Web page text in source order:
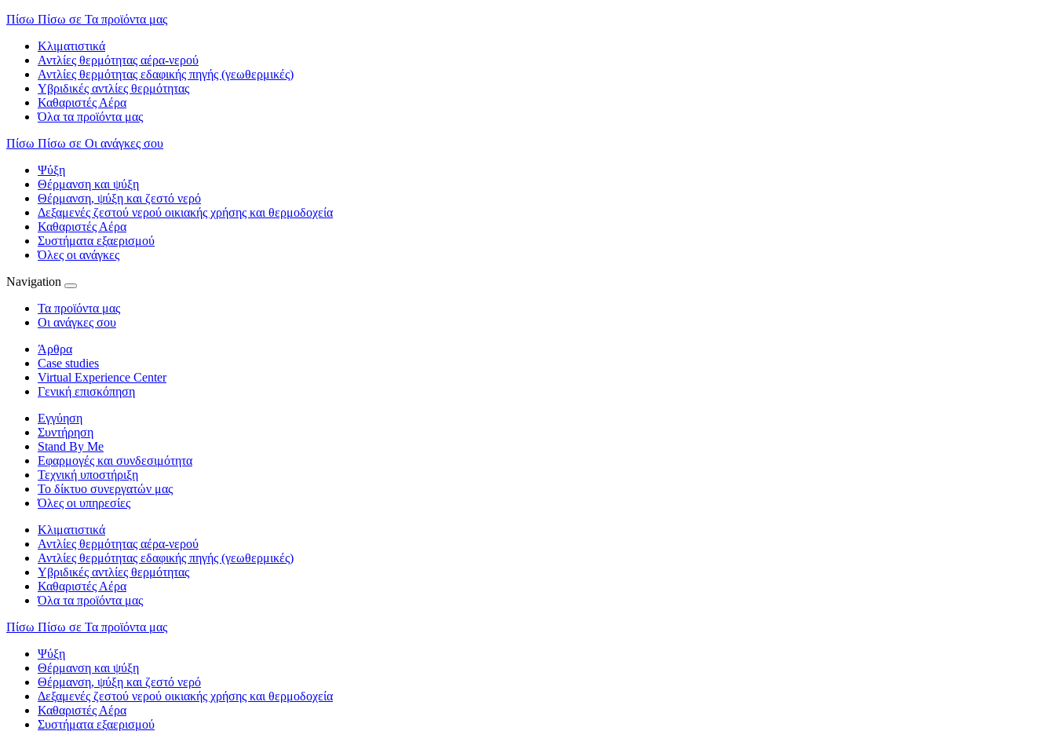
Πίσω Πίσω σε Τα προϊόντα μας
Κλιματιστικά
Αντλίες θερμότητας αέρα-νερού
Αντλίες θερμότητας εδαφικής πηγής (γεωθερμικές)
Υβριδικές αντλίες θερμότητας
Καθαριστές Αέρα
Όλα τα προϊόντα μας
Πίσω Πίσω σε Οι ανάγκες σου
Ψύξη
Θέρμανση και ψύξη
Θέρμανση, ψύξη και ζεστό νερό
Δεξαμενές ζεστού νερού οικιακής χρήσης και θερμοδοχεία
Καθαριστές Αέρα
Συστήματα εξαερισμού
Όλες οι ανάγκες
Navigation
Τα προϊόντα μας
Οι ανάγκες σου
Άρθρα
Case studies
Virtual Experience Center
Γενική επισκόπηση
Εγγύηση
Συντήρηση
Stand By Me
Εφαρμογές και συνδεσιμότητα
Τεχνική υποστήριξη
Το δίκτυο συνεργατών μας
Όλες οι υπηρεσίες
Κλιματιστικά
Αντλίες θερμότητας αέρα-νερού
Αντλίες θερμότητας εδαφικής πηγής (γεωθερμικές)
Υβριδικές αντλίες θερμότητας
Καθαριστές Αέρα
Όλα τα προϊόντα μας
Πίσω Πίσω σε Τα προϊόντα μας
Ψύξη
Θέρμανση και ψύξη
Θέρμανση, ψύξη και ζεστό νερό
Δεξαμενές ζεστού νερού οικιακής χρήσης και θερμοδοχεία
Καθαριστές Αέρα
Συστήματα εξαερισμού